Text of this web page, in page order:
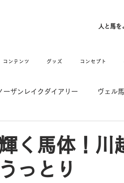
人と馬を
コンテンツ グッズ コンセプト
ーザンレイクダイアリー ヴェル
ン Movie
く馬体！川
っとり